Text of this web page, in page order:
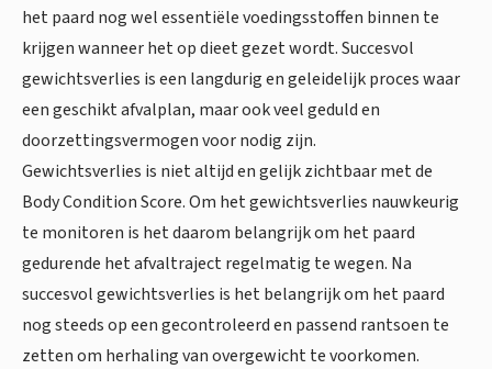
het paard nog wel essentiële voedingsstoffen binnen te
krijgen wanneer het op dieet gezet wordt. Succesvol
gewichtsverlies is een langdurig en geleidelijk proces waar
een geschikt afvalplan, maar ook veel geduld en
doorzettingsvermogen voor nodig zijn.
Gewichtsverlies is niet altijd en gelijk zichtbaar met de
Body Condition Score. Om het gewichtsverlies nauwkeurig
te monitoren is het daarom belangrijk om het paard
gedurende het afvaltraject regelmatig te wegen. Na
succesvol gewichtsverlies is het belangrijk om het paard
nog steeds op een gecontroleerd en passend rantsoen te
zetten om herhaling van overgewicht te voorkomen.